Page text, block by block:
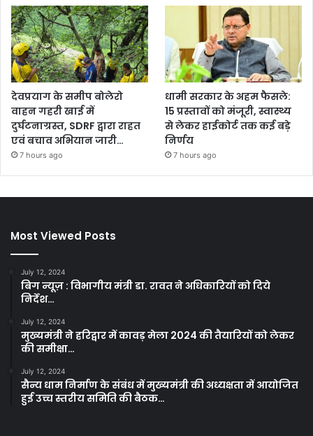
देवप्रयाग के समीप बोलेरो
वाहन गहरी खाई में
दुर्घटनाग्रस्त, SDRF द्वारा राहत
एवं बचाव अभियान जारी…
7 hours ago
धामी सरकार के अहम फैसले:
15 प्रस्तावों को मंजूरी, स्वास्थ्य
से लेकर हाईकोर्ट तक कई बड़े
निर्णय
7 hours ago
Most Viewed Posts
July 12, 2024
बिग न्यूज़ : विभागीय मंत्री डा. रावत ने अधिकारियों को दिये
निर्देश…
July 12, 2024
मुख्यमंत्री ने हरिद्वार में कावड़ मेला 2024 की तैयारियों को लेकर
की समीक्षा…
July 12, 2024
सैन्य धाम निर्माण के संबंध में मुख्यमंत्री की अध्यक्षता में आयोजित
हुई उच्च स्तरीय समिति की बैठक…